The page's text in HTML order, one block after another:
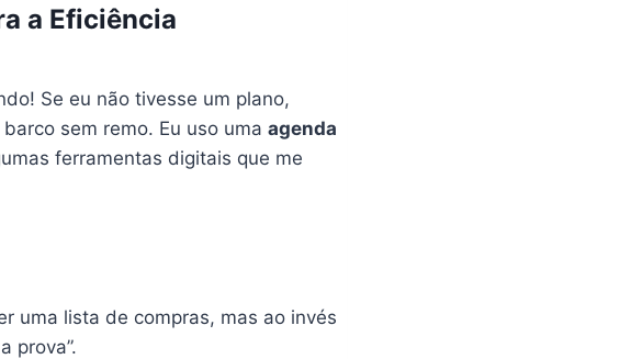
a Eficiência
Se eu não tivesse um plano,
sem remo. Eu uso umaagenda
ferramentas digitais que me
uma lista de compras, mas ao invés
prova”.